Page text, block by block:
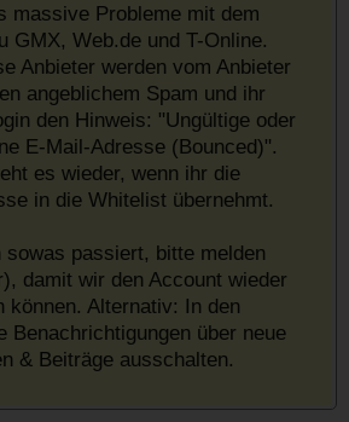
massive Probleme mit dem
GMX, Web.de und T-Online.
Anbieter werden vom Anbieter
angeblichem Spam und ihr
den Hinweis: "Ungültige oder
E-Mail-Adresse (Bounced)".
es wieder, wenn ihr die
in die Whitelist übernehmt.
sowas passiert, bitte melden
damit wir den Account wieder
können. Alternativ: In den
Benachrichtigungen über neue
& Beiträge ausschalten.